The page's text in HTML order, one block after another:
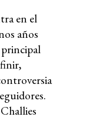
en el
años